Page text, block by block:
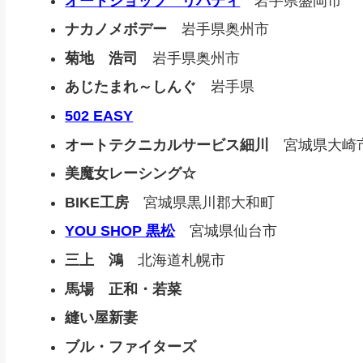
ナカノメボデー 岩手県奥州市
菊地 浩司
岩手県奥州市
あじたまれ～しんぐ 岩手県
502 EASY
オートテクニカルサービス細川
宮城県大崎
美魔女レーシング☆
BIKE工房 宮城県黒川郡大和町
YOU SHOP 黒松宮城県仙台市
三上 鴻 北海道札幌市
馬場 正和・若菜
縫い屋新妻
ブル・ファイターズ